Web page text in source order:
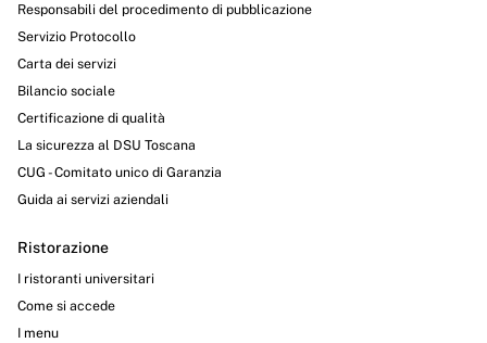
Responsabili del procedimento di pubblicazione
Servizio Protocollo
Carta dei servizi
Bilancio sociale
Certificazione di qualità
La sicurezza al DSU Toscana
CUG - Comitato unico di Garanzia
Guida ai servizi aziendali
Ristorazione
I ristoranti universitari
Come si accede
I menu